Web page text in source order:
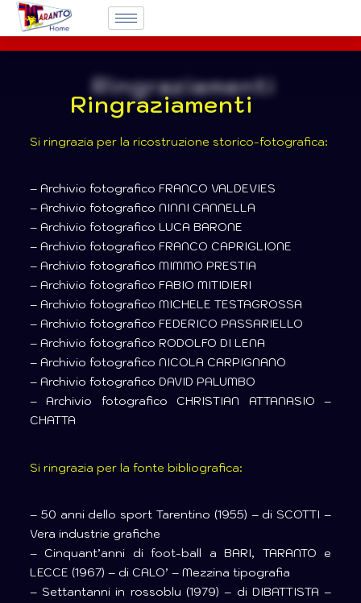
Ringraziamenti
Si ringrazia per la ricostruzione storico-fotografica:
– Archivio fotografico FRANCO VALDEVIES
– Archivio fotografico NINNI CANNELLA
– Archivio fotografico LUCA BARONE
– Archivio fotografico FRANCO CAPRIGLIONE
– Archivio fotografico MIMMO PRESTIA
– Archivio fotografico FABIO MITIDIERI
– Archivio fotografico MICHELE TESTAGROSSA
– Archivio fotografico FEDERICO PASSARIELLO
– Archivio fotografico RODOLFO DI LENA
– Archivio fotografico NICOLA CARPIGNANO
– Archivio fotografico DAVID PALUMBO
– Archivio fotografico CHRISTIAN ATTANASIO –
CHATTA
Si ringrazia per la fonte bibliografica:
– 50 anni dello sport Tarentino (1955) – di SCOTTI –
Vera industrie grafiche
– Cinquant’anni di foot-ball a BARI, TARANTO e
LECCE (1967) – di CALO’ – Mezzina tipografia
– Settantanni in rossoblu (1979) – di DIBATTISTA –